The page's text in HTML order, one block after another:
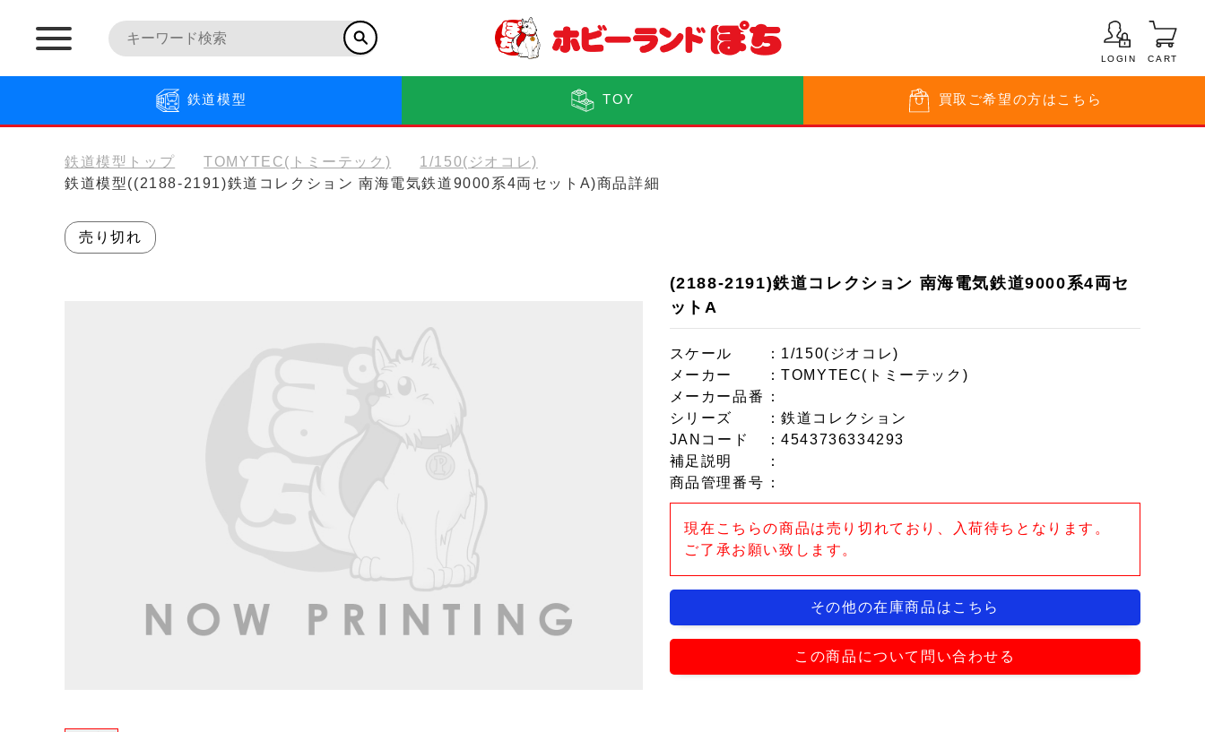
LOGIN CART
鉄道模型 TOY 買取 ご希望の方はこちら
鉄道模型トップ TOMYTEC(トミーテック)
1/150(ジオコレ)
鉄道模型((2188-2191)鉄道コレクション 南海電気鉄道9000系4両セットA)商品詳細
売り切れ
(2188-2191)鉄道コレクション 南海電気鉄道9000系4両セ
ットA
スケール
：1/150(ジオコレ)
メーカー
：TOMYTEC(トミーテック)
メーカー品番
：
シリーズ
：鉄道コレクション
JANコード
：4543736334293
補足説明
：
商品管理番号 ：
現在こちらの商品は売り切れており、入荷待ちとなります。
ご了承お願い致します。
その他の在庫商品はこちら
この商品について問い合わせる